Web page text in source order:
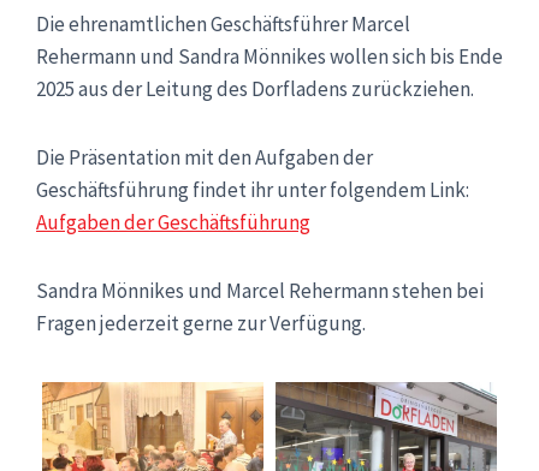
Die ehrenamtlichen Geschäftsführer Marcel
Rehermann und Sandra Mönnikes wollen sich bis Ende
2025 aus der Leitung des Dorfladens zurückziehen.
Die Präsentation mit den Aufgaben der
Geschäftsführung findet ihr unter folgendem Link:
Aufgaben der Geschäftsführung
Sandra Mönnikes und Marcel Rehermann stehen bei
Fragen jederzeit gerne zur Verfügung.